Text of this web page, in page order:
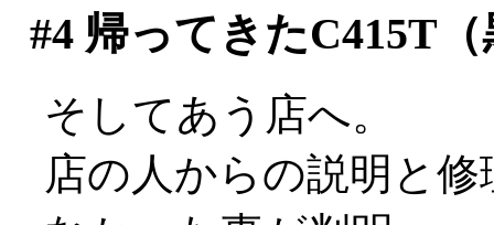
#4帰ってきたC415T（
そしてあう店へ。
店の人からの説明と